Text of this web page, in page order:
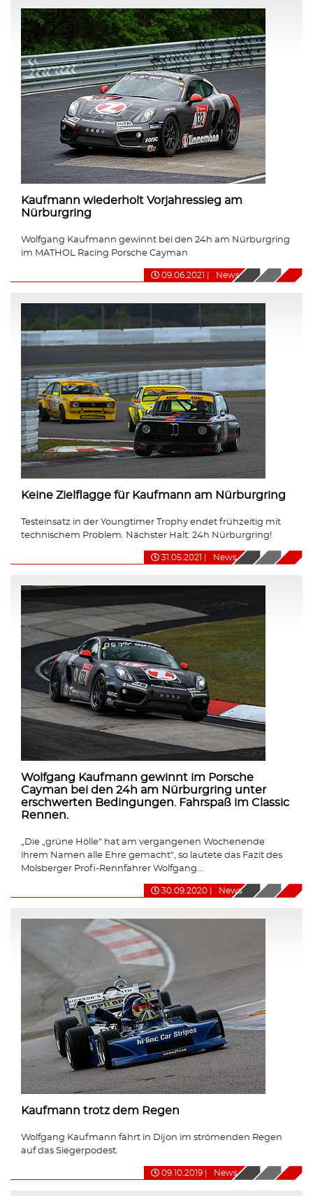
Kaufmann wiederholt Vorjahressieg am
Nürburgring
Wolfgang Kaufmann gewinnt bei den 24h am Nürburgring
im MATHOL Racing Porsche Cayman
09.06.2021 News
Keine Zielflagge für Kaufmann am Nürburgring
Testeinsatz in der Youngtimer Trophy endet frühzeitig mit
technischem Problem. Nächster Halt: 24h Nürburgring!
31.05.2021 News
Wolfgang Kaufmann gewinnt im Porsche
Cayman bei den 24h am Nürburgring unter
erschwerten Bedingungen. Fahrspaß im Classic
Rennen.
„Die „grüne Hölle“ hat am vergangenen Wochenende
ihrem Namen alle Ehre gemacht“, so lautete das Fazit des
Molsberger Profi-Rennfahrer Wolfgang...
30.09.2020 News
Kaufmann trotz dem Regen
Wolfgang Kaufmann fährt in Dijon im strömenden Regen
auf das Siegerpodest.
09.10.2019 News